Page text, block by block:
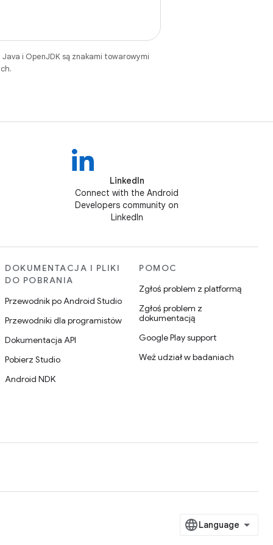
. Java i OpenJDK są znakami towarowymi
LinkedIn
Connect with the Android
Developers community on
LinkedIn
DOKUMENTACJA I PLIKI
DO POBRANIA
Przewodnik po Android Studio
Przewodniki dla programistów
Dokumentacja API
Pobierz Studio
Android NDK
POMOC
Zgłoś problem z platformą
Zgłoś problem z
dokumentacją
Google Play support
Weź udział w badaniach